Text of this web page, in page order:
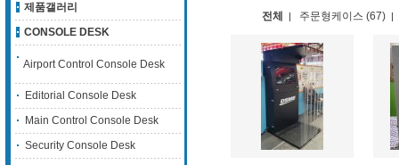
제품갤러리
CONSOLE DESK
Airport Control Console Desk
Editorial Console Desk
Main Control Console Desk
Security Console Desk
전체 | 주문형케이스 (67)|